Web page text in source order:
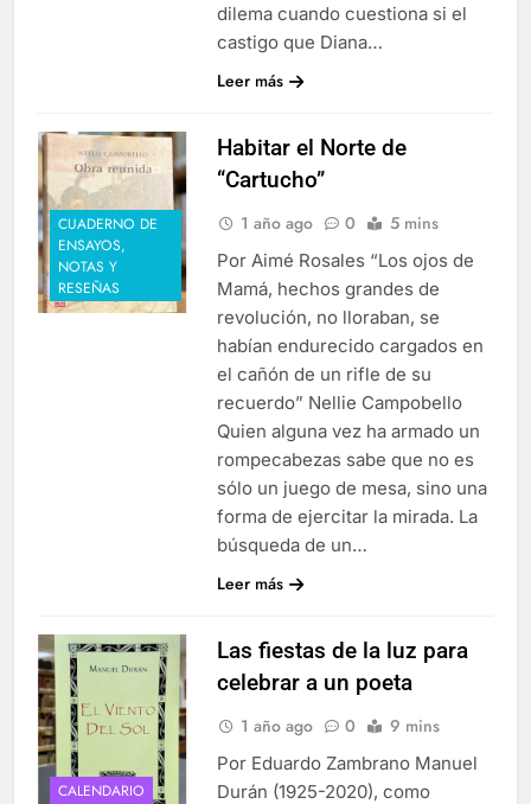
dilema cuando cuestiona si el
castigo que Diana…
Leer más
CUADERNO DE
ENSAYOS,
NOTAS Y
RESEÑAS
Habitar el Norte de
“Cartucho”
1 año ago 0 5 mins
Por Aimé Rosales “Los ojos de
Mamá, hechos grandes de
revolución, no lloraban, se
habían endurecido cargados en
el cañón de un rifle de su
recuerdo” Nellie Campobello
Quien alguna vez ha armado un
rompecabezas sabe que no es
sólo un juego de mesa, sino una
forma de ejercitar la mirada. La
búsqueda de un…
Leer más
CALENDARIO
Las fiestas de la luz para
celebrar a un poeta
1 año ago 0 9 mins
Por Eduardo Zambrano Manuel
Durán (1925-2020), como